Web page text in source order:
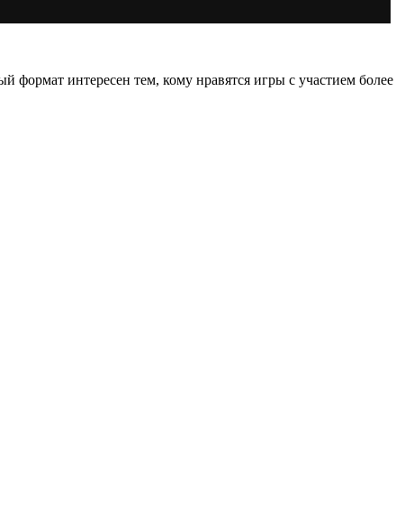
формат интересен тем, кому нравятся игры с участием более